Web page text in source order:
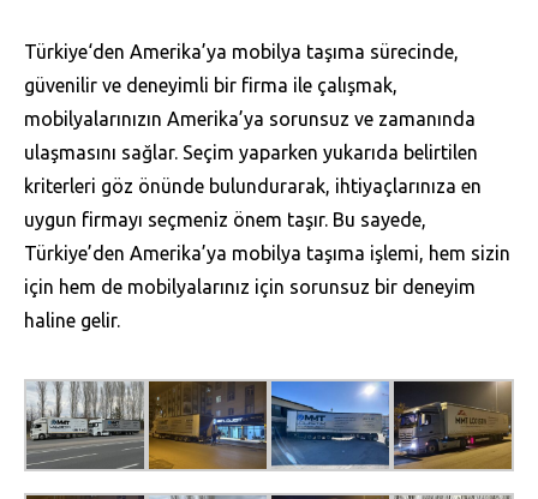
Türkiye‘den Amerika’ya mobilya taşıma sürecinde,
güvenilir ve deneyimli bir firma ile çalışmak,
mobilyalarınızın Amerika’ya sorunsuz ve zamanında
ulaşmasını sağlar. Seçim yaparken yukarıda belirtilen
kriterleri göz önünde bulundurarak, ihtiyaçlarınıza en
uygun firmayı seçmeniz önem taşır. Bu sayede,
Türkiye’den Amerika’ya mobilya taşıma işlemi, hem sizin
için hem de mobilyalarınız için sorunsuz bir deneyim
haline gelir.